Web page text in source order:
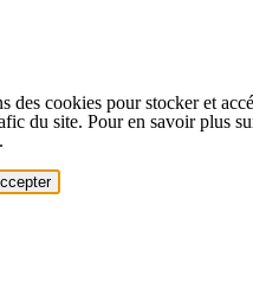
des cookies pour stocker et
du site. Pour en savoir plus